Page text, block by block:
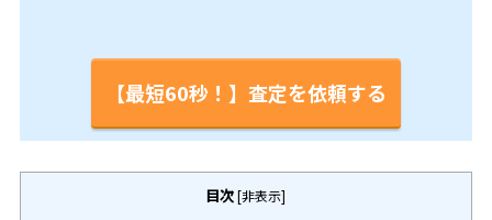
【最短60秒！】査定を依頼する
目次[非表示]